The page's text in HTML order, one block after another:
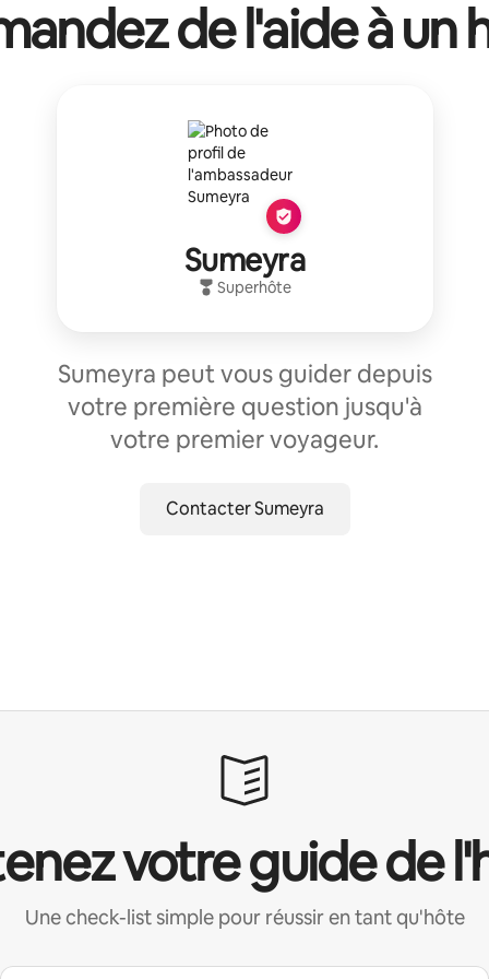
de l'aide à un
Sumeyra
Superhôte
Sumeyra peut vous guider depuis
votre première question jusqu'à
votre premier voyageur.
Contacter Sumeyra
votre guide de
Une check-list simple pour réussir en tant qu'hôte